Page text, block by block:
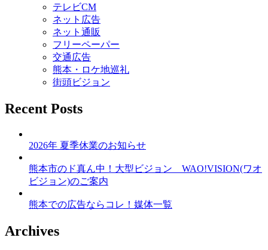
テレビCM
ネット広告
ネット通販
フリーペーパー
交通広告
熊本・ロケ地巡礼
街頭ビジョン
Recent Posts
2026年 夏季休業のお知らせ
熊本市のド真ん中！大型ビジョン WAO!VISION(ワオ
ビジョン)のご案内
熊本での広告ならコレ！媒体一覧
Archives